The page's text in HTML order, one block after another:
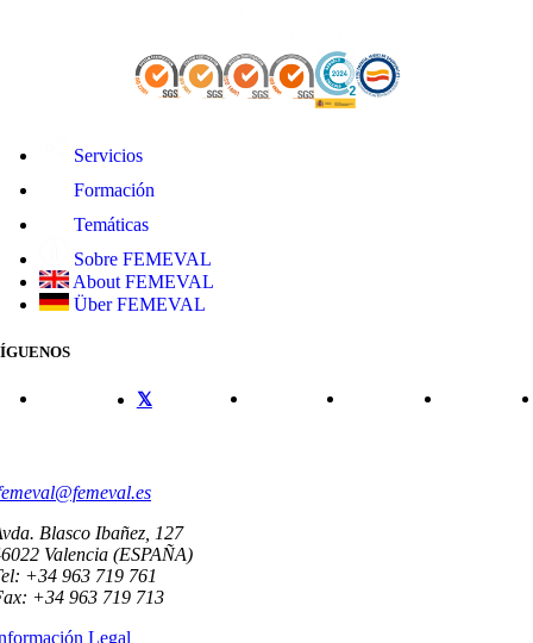
Servicios
Formación
Temáticas
Sobre FEMEVAL
About FEMEVAL
Über FEMEVAL
Blasco Ibañez, 127
Valencia (ESPAÑA)
+34 963 719 761
+34 963 719 713
Legal